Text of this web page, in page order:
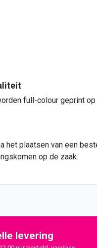
full-colour geprint
plaatsen van een
op de zaak.
levering